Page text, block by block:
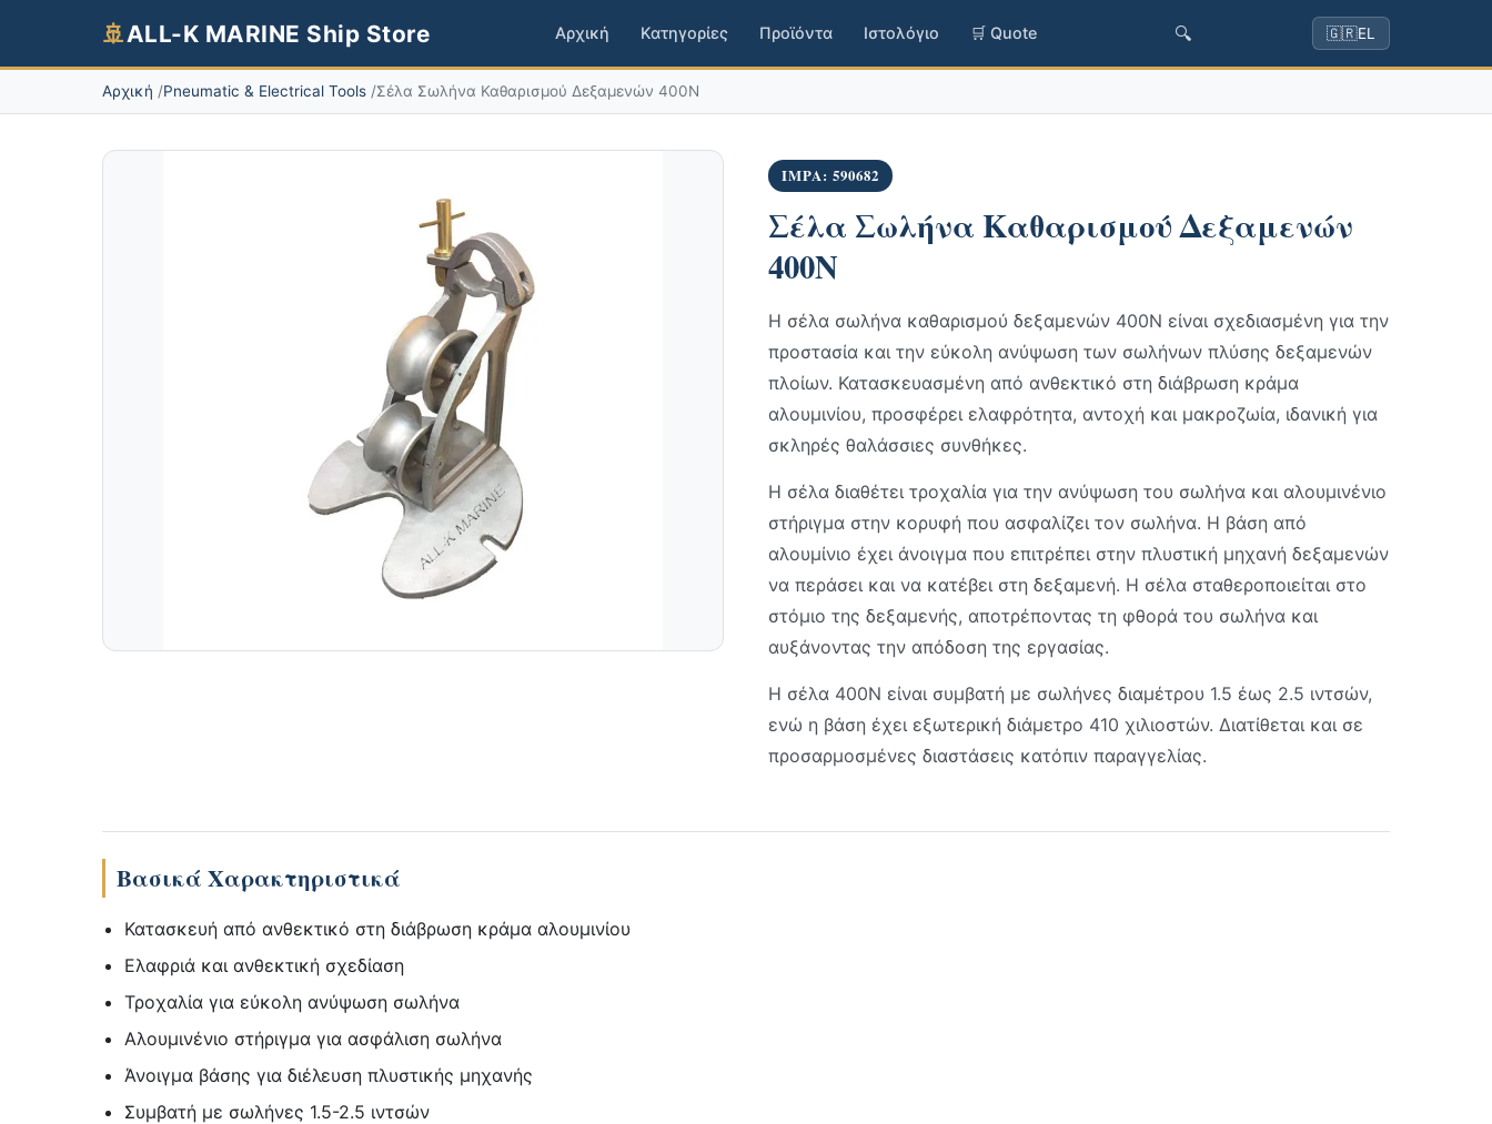
🚢ALL-K MARINE Ship Store Αρχική Κατηγορίες Προϊόντα Ιστολόγιο 🛒 Quote 🔍 🇬🇷EL
Αρχική Pneumatic & Electrical Tools Σέλα Σωλήνα Καθαρισμού Δεξαμενών 400N
IMPA: 590682
Σέλα Σωλήνα Καθαρισμού Δεξαμενών
400N
Η σέλα σωλήνα καθαρισμού δεξαμενών 400N είναι σχεδιασμένη για την
προστασία και την εύκολη ανύψωση των σωλήνων πλύσης δεξαμενών
πλοίων. Κατασκευασμένη από ανθεκτικό στη διάβρωση κράμα
αλουμινίου, προσφέρει ελαφρότητα, αντοχή και μακροζωία, ιδανική για
σκληρές θαλάσσιες συνθήκες.
Η σέλα διαθέτει τροχαλία για την ανύψωση του σωλήνα και αλουμινένιο
στήριγμα στην κορυφή που ασφαλίζει τον σωλήνα. Η βάση από
αλουμίνιο έχει άνοιγμα που επιτρέπει στην πλυστική μηχανή δεξαμενών
να περάσει και να κατέβει στη δεξαμενή. Η σέλα σταθεροποιείται στο
στόμιο της δεξαμενής, αποτρέποντας τη φθορά του σωλήνα και
αυξάνοντας την απόδοση της εργασίας.
Η σέλα 400N είναι συμβατή με σωλήνες διαμέτρου 1.5 έως 2.5 ιντσών,
ενώ η βάση έχει εξωτερική διάμετρο 410 χιλιοστών. Διατίθεται και σε
προσαρμοσμένες διαστάσεις κατόπιν παραγγελίας.
Βασικά Χαρακτηριστικά
Κατασκευή από ανθεκτικό στη διάβρωση κράμα αλουμινίου
Ελαφριά και ανθεκτική σχεδίαση
Τροχαλία για εύκολη ανύψωση σωλήνα
Αλουμινένιο στήριγμα για ασφάλιση σωλήνα
Άνοιγμα βάσης για διέλευση πλυστικής μηχανής
Συμβατή με σωλήνες 1.5-2.5 ιντσών